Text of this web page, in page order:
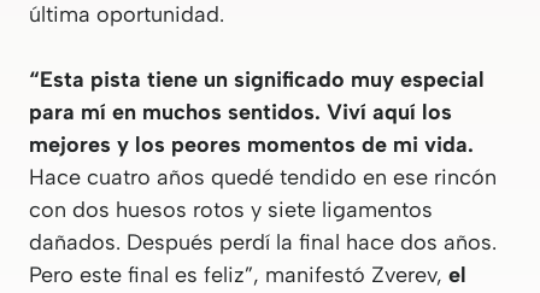
última oportunidad.
“Esta pista tiene un significado muy especial
para mí en muchos sentidos. Viví aquí los
mejores y los peores momentos de mi vida.
Hace cuatro años quedé tendido en ese rincón
con dos huesos rotos y siete ligamentos
dañados. Después perdí la final hace dos años.
Pero este final es feliz”, manifestó Zverev, el